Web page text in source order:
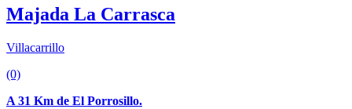
Majada La Carrasca
Villacarrillo
(0)
A 31 Km de El Porrosillo.